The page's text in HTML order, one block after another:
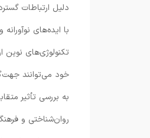
دلیل ارتباطات
با ایده‌های
تکنولوژی‌های نوین
خود می‌توانند
به بررسی تأثیر
روان‌شناختی و